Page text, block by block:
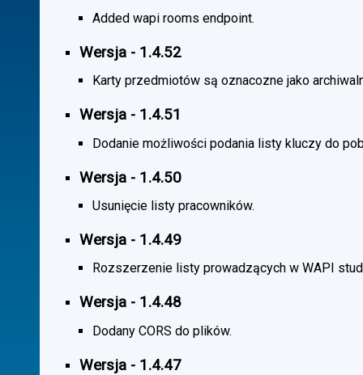
Added wapi rooms endpoint.
Wersja - 1.4.52
Karty przedmiotów są oznacozne jako
Wersja - 1.4.51
Dodanie możliwości podania listy kluczy do
Wersja - 1.4.50
Usunięcie listy pracowników.
Wersja - 1.4.49
Rozszerzenie listy prowadzących w WAPI
Wersja - 1.4.48
Dodany CORS do plików.
Wersja - 1.4.47